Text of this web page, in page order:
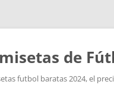
de
futbol baratas 2024, el